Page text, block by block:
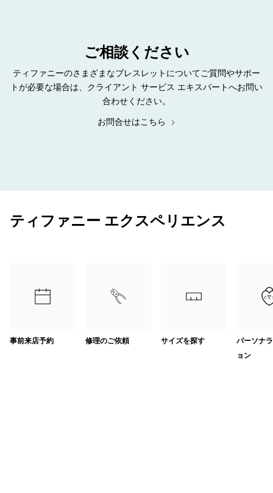
ご相談ください
ティファニーのさまざまなブレスレットについてご質問やサポー
トが必要な場合は、クライアント サービス エキスパートへお問い
合わせください。
お問合せはこちら
ティファニー エクスペリエンス
事前来店予約 修理のご依頼 サイズを探す
パーソナ
ョン